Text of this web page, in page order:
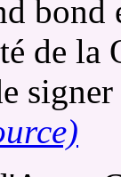
bond
de la